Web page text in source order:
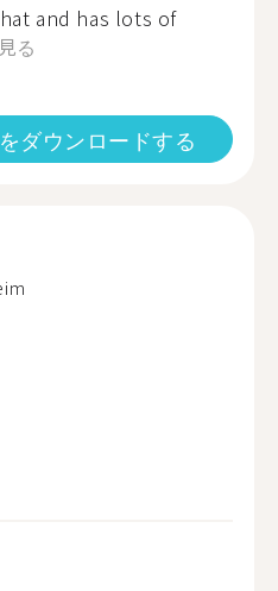
and has lots of
る
ダウンロードする